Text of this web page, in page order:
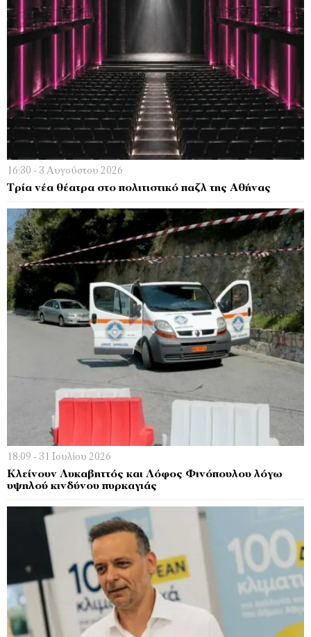
16:30 - 3 Αυγούστου 2026
Τρία νέα θέατρα στο πολιτιστικό παζλ της Αθήνας
18:09 - 31 Ιουλίου 2026
Κλείνουν Λυκαβηττός και Λόφος Φινόπουλου λόγω
υψηλού κινδύνου πυρκαγιάς